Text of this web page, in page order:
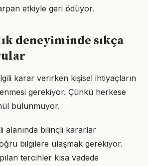
etkiyle geri ödüyor.
deneyiminde sıkça
karar verirken kişisel ihtiyaçların
gerekiyor. Çünkü herkese
bulunmuyor.
alanında bilinçli kararlar
bilgilere ulaşmak gerekiyor.
tercihler kısa vadede